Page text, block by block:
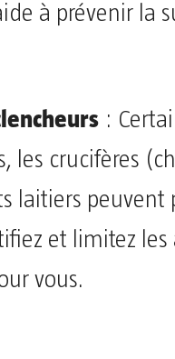
à prévenir la
:
les crucifères
laitiers peuvent
et limitez
vous.